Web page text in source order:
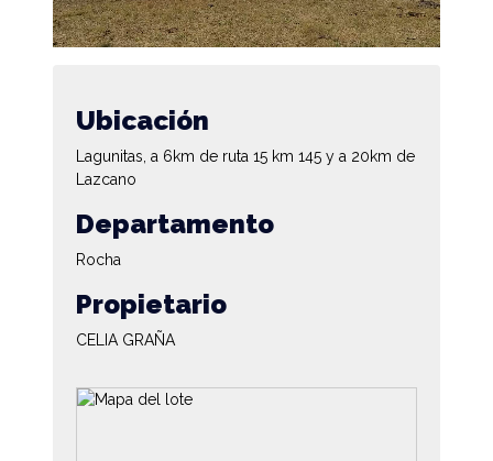
Ubicación
Lagunitas, a 6km de ruta 15 km 145 y a 20km de
Lazcano
Departamento
Rocha
Propietario
CELIA GRAÑA